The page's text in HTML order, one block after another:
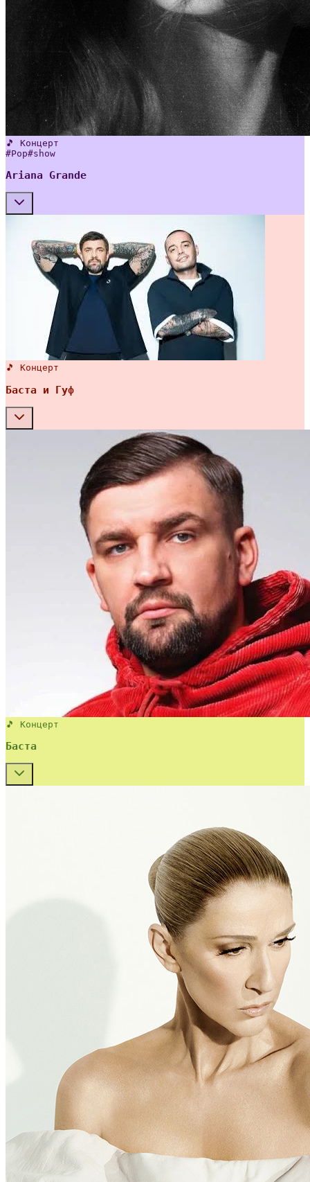
🎵 Концерт
#Pop#show
Ariana Grande
🎵 Концерт
Баста и Гуф
🎵 Концерт
Баста